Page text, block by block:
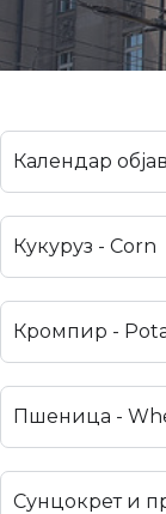
Календар
Кукуруз - Corn
Кромпир -
Пшеница -
Сунцокрет и